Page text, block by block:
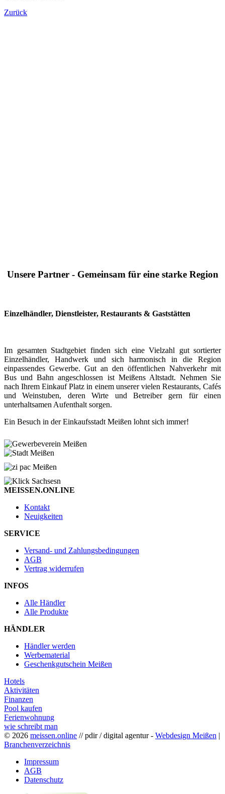
Zurück
Unsere Partner - Gemeinsam für eine starke Region
Einzelhändler, Dienstleister, Restaurants & Gaststätten
Im gesamten Stadtgebiet finden sich eine Vielzahl gut sortierter
Einzelhändler, Handwerk und sich harmonisch in die Region
einpassendes Gewerbe. Gut an den öffentlichen Nahverkehr mit
Bus und Bahn angeschlossen ist Meißens Altstadt. Nehmen Sie
nach Ihrem Einkauf Platz in einem unserer vielen Restaurants, Cafés
und Weinstuben, deren Wirte und Betreiber gern für einen
unterhaltsamen Aufenthalt sorgen.
Ein Besuch in der Einkaufsstadt Meißen lohnt sich immer!
MEISSEN.ONLINE
Kontakt
Neuigkeiten
SERVICE
Versand- und Zahlungsbedingungen
AGB
Vertrag widerrufen
INFOS
Alle Händler
Alle Produkte
HÄNDLER
Händler werden
Werbematerial
Geschenkgutschein Meißen
Hotels
Aktivitäten
Finanzen
Pool kaufen
Ferienwohnung
wie schreibt man
© 2026 meissen.online // pdir / digital agentur - Webdesign Meißen |
Branchenverzeichnis
Impressum
AGB
Datenschutz